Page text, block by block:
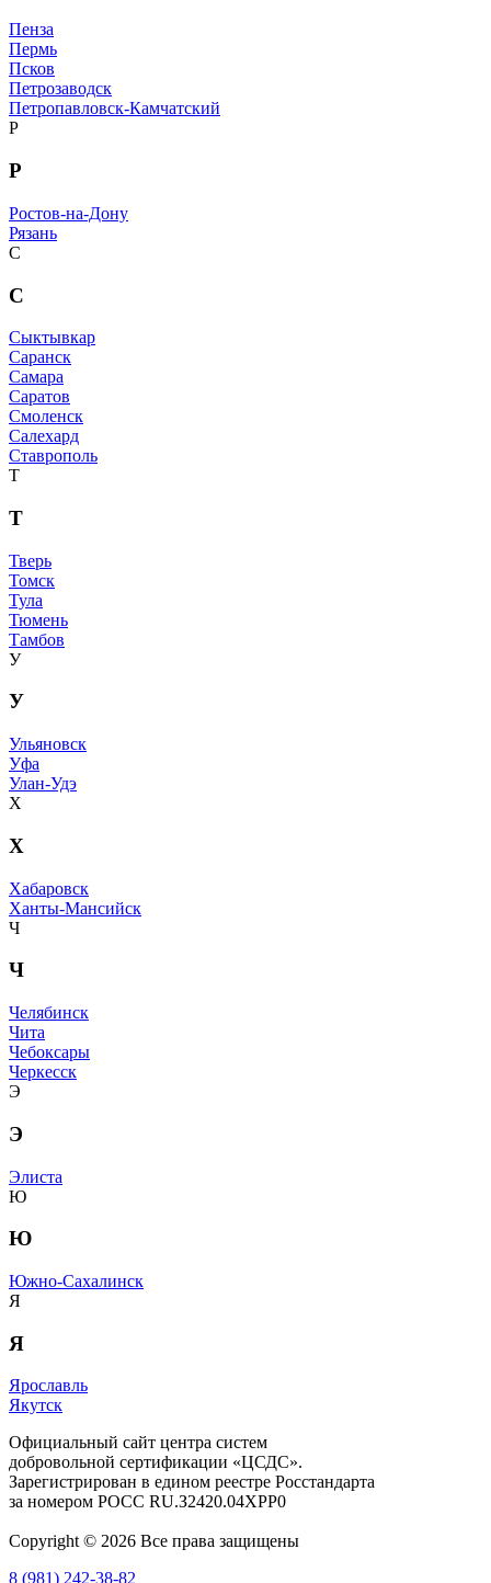
Пенза
Пермь
Псков
Петрозаводск
Петропавловск-Камчатский
Р
Р
Ростов-на-Дону
Рязань
С
С
Сыктывкар
Саранск
Самара
Саратов
Смоленск
Салехард
Ставрополь
Т
Т
Тверь
Томск
Тула
Тюмень
Тамбов
У
У
Ульяновск
Уфа
Улан-Удэ
Х
Х
Хабаровск
Ханты-Мансийск
Ч
Ч
Челябинск
Чита
Чебоксары
Черкесск
Э
Э
Элиста
Ю
Ю
Южно-Сахалинск
Я
Я
Ярославль
Якутск
Официальный сайт центра систем
добровольной сертификации «ЦСДС».
Зарегистрирован в едином реестре Росстандарта
за номером РОСС RU.З2420.04ХРР0
Copyright © 2026 Все права защищены
8 (981) 242-38-82